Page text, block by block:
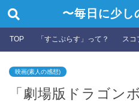
〜毎日に少し
TOP 「すこぷらす」って？ スコ
映画(素人の感想)
「劇場版ドラゴン